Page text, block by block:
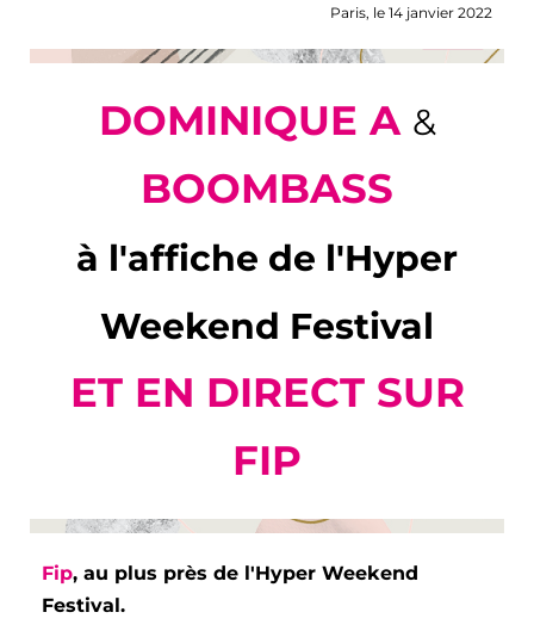
Paris, le 14 janvier 2022
DOMINIQUE A &
BOOMBASS
à l'affiche de l'Hyper
Weekend Festival
ET EN DIRECT SUR
FIP
Fip, au plus près de l'Hyper Weekend
Festival.